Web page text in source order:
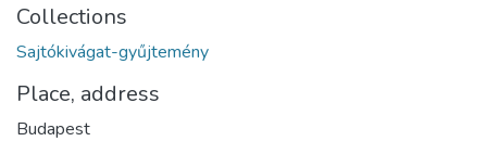
Collections
Sajtókivágat-gyűjtemény
Place, address
Budapest